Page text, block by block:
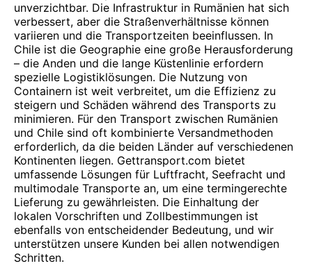
unverzichtbar. Die Infrastruktur in Rumänien hat sich
verbessert, aber die Straßenverhältnisse können
variieren und die Transportzeiten beeinflussen. In
Chile ist die Geographie eine große Herausforderung
– die Anden und die lange Küstenlinie erfordern
spezielle Logistiklösungen. Die Nutzung von
Containern ist weit verbreitet, um die Effizienz zu
steigern und Schäden während des Transports zu
minimieren. Für den Transport zwischen Rumänien
und Chile sind oft kombinierte Versandmethoden
erforderlich, da die beiden Länder auf verschiedenen
Kontinenten liegen. Gettransport.com bietet
umfassende Lösungen für Luftfracht, Seefracht und
multimodale Transporte an, um eine termingerechte
Lieferung zu gewährleisten. Die Einhaltung der
lokalen Vorschriften und Zollbestimmungen ist
ebenfalls von entscheidender Bedeutung, und wir
unterstützen unsere Kunden bei allen notwendigen
Schritten.